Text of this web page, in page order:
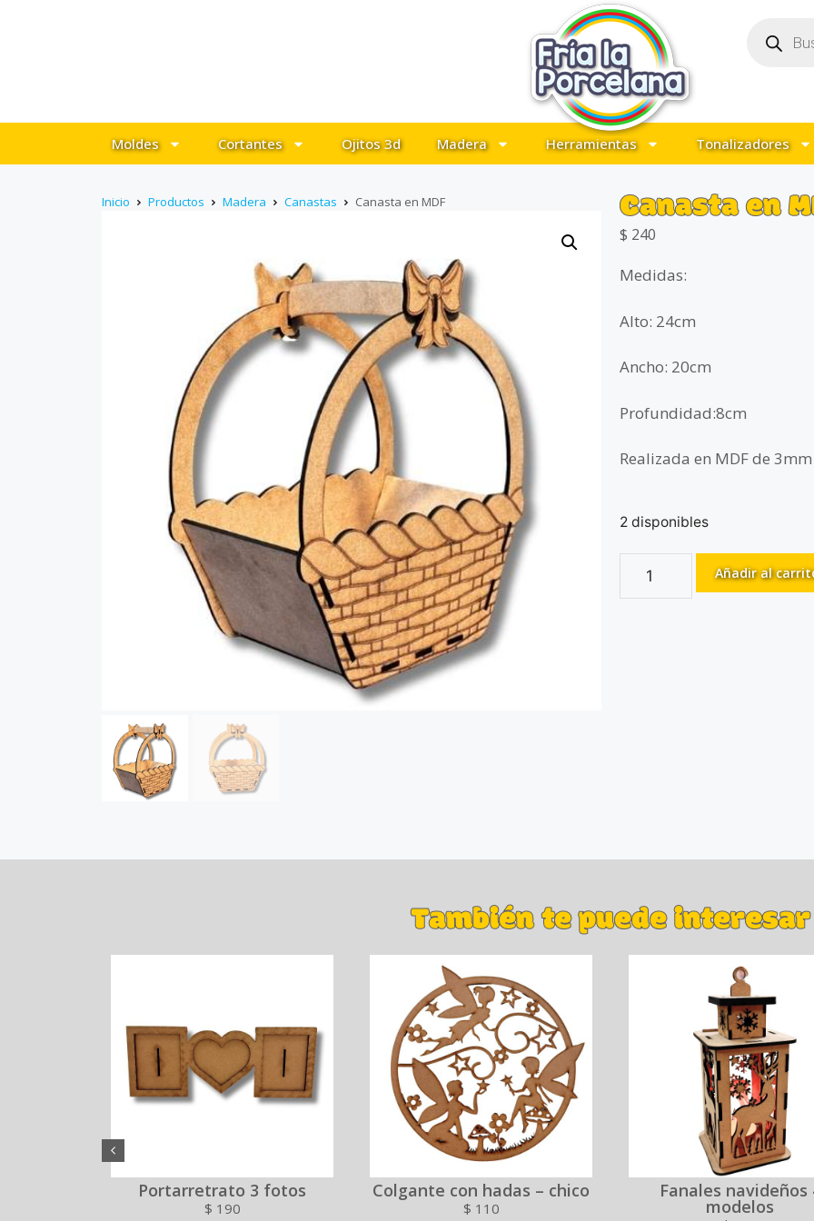
Moldes Cortantes Ojitos 3d Madera Herramientas Tonalizadores
Inicio Productos Madera Canastas Canasta en MDF Canasta en
$ 240
Medidas:
Alto: 24cm
Ancho: 20cm
Profundidad:8cm
Realizada en MDF de 3mm
2 disponibles
Añadir al
También te puede interesar
Portarretrato 3 fotos
$ 190
Colgante con hadas – chico
$ 110
Fanales navideños
modelos